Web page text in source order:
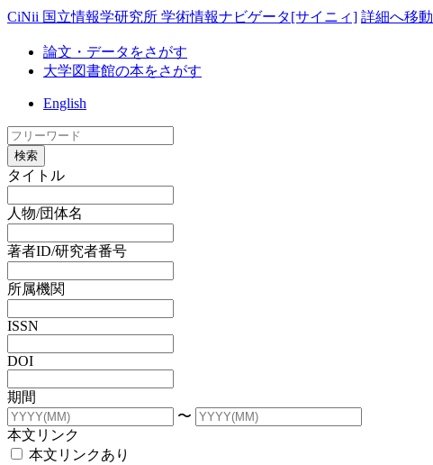
CiNii 国立情報学研究所 学術情報ナビゲータ[サイニィ] 詳細へ移動
論文・データをさがす
大学図書館の本をさがす
English
検索
タイトル
人物/団体名
著者ID/研究者番号
所属機関
ISSN
DOI
期間
〜
本文リンク
本文リンクあり